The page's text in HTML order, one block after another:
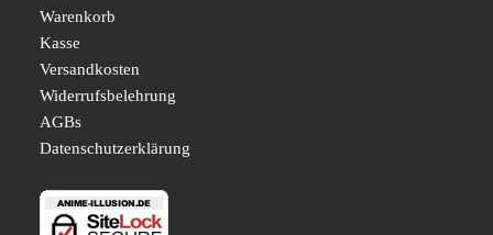
Warenkorb
Kasse
Versandkosten
Widerrufsbelehrung
AGBs
Datenschutzerklärung